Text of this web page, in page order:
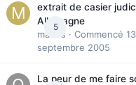
5
extrait de casier
Allemagne
maries · Commencé 13
septembre 2005
La peur de me faire